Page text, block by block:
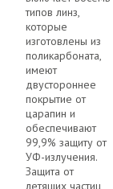
типов линз,
которые
изготовлены из
поликарбоната,
имеют
двустороннее
покрытие от
царапин и
обеспечивают
99,9% защиту от
УФ-излучения.
Защита от
летящих частиц